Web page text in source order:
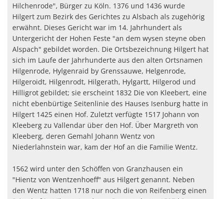
Hilchenrode", Bürger zu Köln. 1376 und 1436 wurde
Hilgert zum Bezirk des Gerichtes zu Alsbach als zugehörig
erwähnt. Dieses Gericht war im 14. Jahrhundert als
Untergericht der Hohen Feste "an dem wysen steyne oben
Alspach" gebildet worden. Die Ortsbezeichnung Hilgert hat
sich im Laufe der Jahrhunderte aus den alten Ortsnamen
Hilgenrode, Hylgenraid by Grenssauwe, Helgenrode,
Hilgeroidt, Hilgenrodt, Hilgerath, Hylgartt, Hilgerod und
Hilligrot gebildet; sie erscheint 1832 Die von Kleebert, eine
nicht ebenbürtige Seitenlinie des Hauses Isenburg hatte in
Hilgert 1425 einen Hof. Zuletzt verfügte 1517 Johann von
Kleeberg zu Vallendar über den Hof. Über Margreth von
Kleeberg, deren Gemahl Johann Wentz von
Niederlahnstein war, kam der Hof an die Familie Wentz.
1562 wird unter den Schöffen von Granzhausen ein
"Hientz von Wentzenhoeff" aus Hilgert genannt. Neben
den Wentz hatten 1718 nur noch die von Reifenberg einen